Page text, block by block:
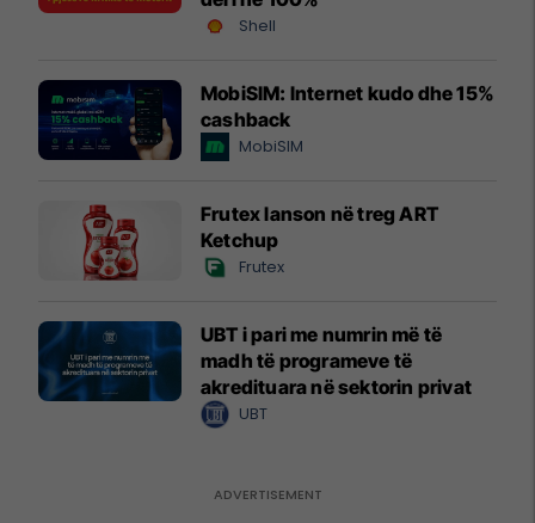
Shell
MobiSIM: Internet kudo dhe 15%
cashback
MobiSIM
Frutex lanson në treg ART
Ketchup
Frutex
UBT i pari me numrin më të
madh të programeve të
akredituara në sektorin privat
UBT